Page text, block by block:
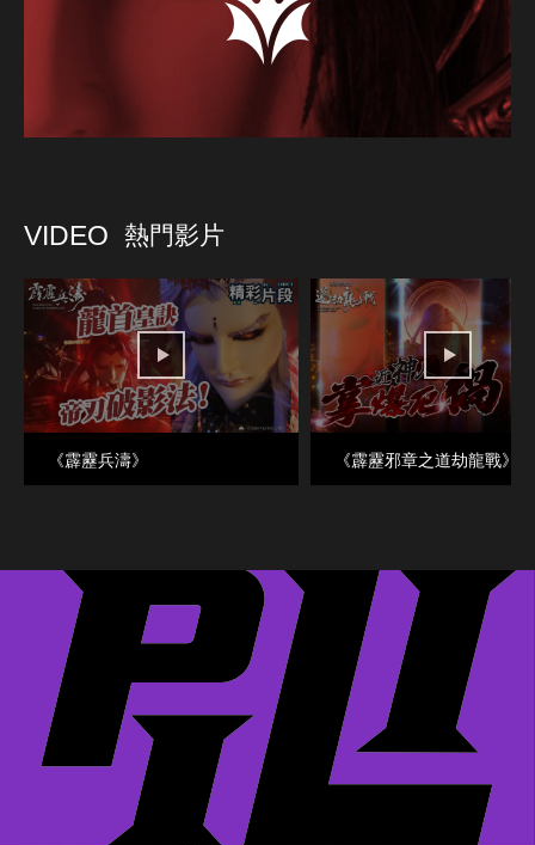
VIDEO 熱門影片
《霹靂兵濤》 《霹靂邪章之道劫龍戰》